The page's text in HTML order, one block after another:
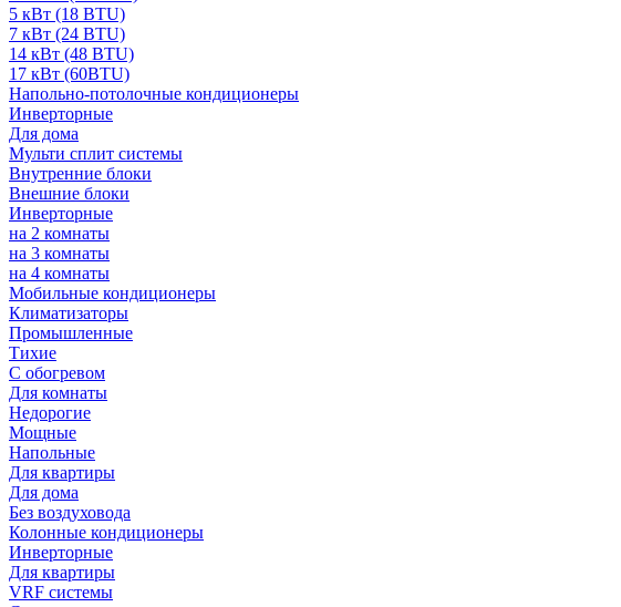
5 кВт (18 BTU)
7 кВт (24 BTU)
14 кВт (48 BTU)
17 кВт (60BTU)
Напольно-потолочные кондиционеры
Инверторные
Для дома
Мульти сплит системы
Внутренние блоки
Внешние блоки
Инверторные
на 2 комнаты
на 3 комнаты
на 4 комнаты
Мобильные кондиционеры
Климатизаторы
Промышленные
Тихие
С обогревом
Для комнаты
Недорогие
Мощные
Напольные
Для квартиры
Для дома
Без воздуховода
Колонные кондиционеры
Инверторные
Для квартиры
VRF системы